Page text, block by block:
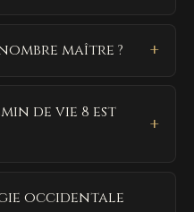
maître ?
de vie 8 est
occidentale